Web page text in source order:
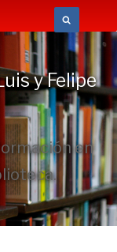
y Felipe
en